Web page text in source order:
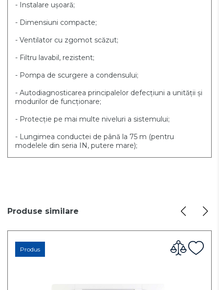
- Instalare ușoară;
- Dimensiuni compacte;
- Ventilator cu zgomot scăzut;
- Filtru lavabil, rezistent;
- Pompa de scurgere a condensului;
- Autodiagnosticarea principalelor defecțiuni a unității și
modurilor de funcționare;
- Protecție pe mai multe niveluri a sistemului;
- Lungimea conductei de până la 75 m (pentru
modelele din seria IN, putere mare);
Produse similare
Produs